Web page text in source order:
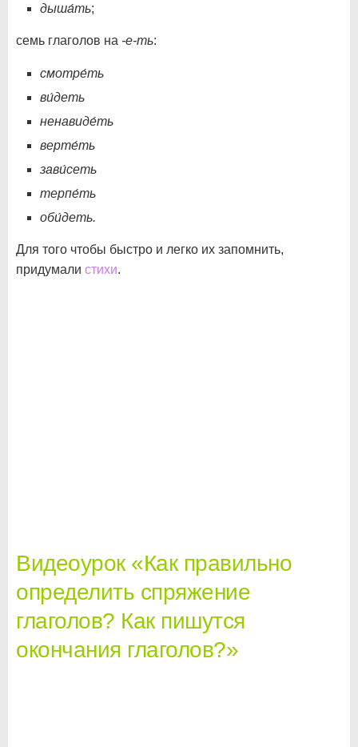
дыша́ть;
семь глаголов на -е-ть:
смотре́ть
ви́деть
ненавиде́ть
верте́ть
зави́сеть
терпе́ть
оби́деть.
Для того чтобы быстро и легко их запомнить,
придумали стихи.
Видеоурок «Как правильно
определить спряжение
глаголов? Как пишутся
окончания глаголов?»